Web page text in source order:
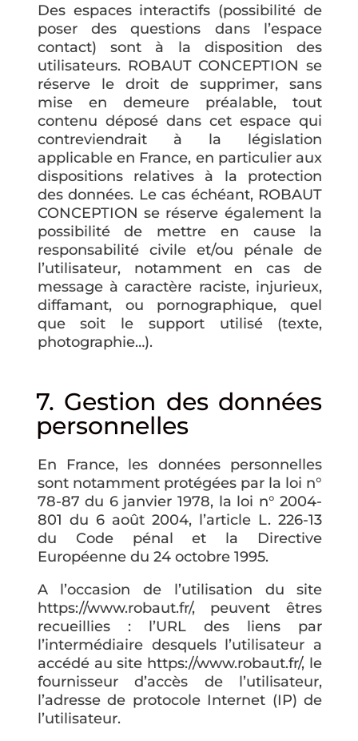
Des espaces interactifs (possibilité de
poser des questions dans l’espace
contact) sont à la disposition des
utilisateurs. ROBAUT CONCEPTION se
réserve le droit de supprimer, sans
mise en demeure préalable, tout
contenu déposé dans cet espace qui
contreviendrait à la législation
applicable en France, en particulier aux
dispositions relatives à la protection
des données. Le cas échéant, ROBAUT
CONCEPTION se réserve également la
possibilité de mettre en cause la
responsabilité civile et/ou pénale de
l’utilisateur, notamment en cas de
message à caractère raciste, injurieux,
diffamant, ou pornographique, quel
que soit le support utilisé (texte,
photographie…).
7. Gestion des données
personnelles
En France, les données personnelles
sont notamment protégées par la loi n°
78-87 du 6 janvier 1978, la loi n° 2004-
801 du 6 août 2004, l’article L. 226-13
du Code pénal et la Directive
Européenne du 24 octobre 1995.
A l’occasion de l’utilisation du site
https://www.robaut.fr/, peuvent êtres
recueillies : l’URL des liens par
l’intermédiaire desquels l’utilisateur a
accédé au site https://www.robaut.fr/, le
fournisseur d’accès de l’utilisateur,
l’adresse de protocole Internet (IP) de
l’utilisateur.